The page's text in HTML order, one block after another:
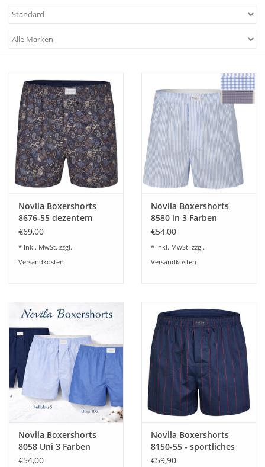
Edles aus Cashmere
Tisch & Küche
Kinder
Geschenkideen und
Gutscheine
Accessoires Spa
Geprüfter Webshop
Über uns
Vertrag widerrufen
Tel.0049(0)7322-919376
Novila Boxershorts
8676-55 dezentem
Paisly-dessin
€69,00
* Inkl. MwSt. zzgl.
Versandkosten
Novila Boxershorts
8580 in 3 Farben
€54,00
* Inkl. MwSt. zzgl.
Versandkosten
Novila Boxershorts
8058 Uni 3 Farben
Popeline
€54,00
Novila Boxershorts
8150-55 - sportliches
Satin Karo
€59,90